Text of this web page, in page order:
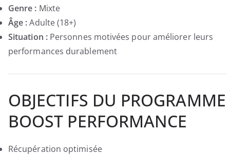
Genre : Mixte
Âge :Adulte (18+)
Situation :Personnes motivées pour améliorer leurs
performances durablement
OBJECTIFS DU PROGRAMME
BOOST PERFORMANCE
Récupération optimisée